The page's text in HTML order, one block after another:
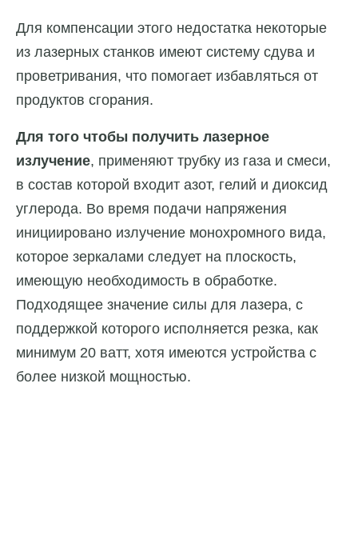
Для компенсации этого недостатка некоторые
из лазерных станков имеют систему сдува и
проветривания, что помогает избавляться от
продуктов сгорания.
Для того чтобы получить лазерное
излучение, применяют трубку из газа и смеси,
в состав которой входит азот, гелий и диоксид
углерода. Во время подачи напряжения
инициировано излучение монохромного вида,
которое зеркалами следует на плоскость,
имеющую необходимость в обработке.
Подходящее значение силы для лазера, с
поддержкой которого исполняется резка, как
минимум 20 ватт, хотя имеются устройства с
более низкой мощностью.